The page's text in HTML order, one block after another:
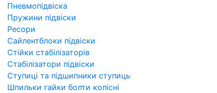
Пневмопідвіска
Пружини підвіски
Ресори
Сайлентблоки підвіски
Стійки стабілізаторів
Стабілізатори підвіски
Ступиці та підшипники ступиць
Шпильки гайки болти колісні